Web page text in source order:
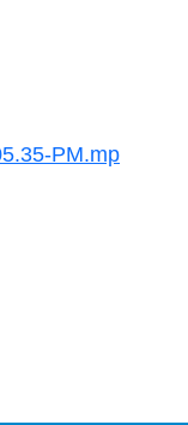
PM.mp